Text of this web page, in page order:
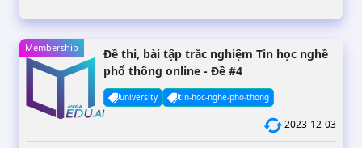
Membership
Đề thi, bài tập trắc nghiệm Tin học nghề
phổ thông online - Đề #4
university tin-hoc-nghe-pho-thong
2023-12-03